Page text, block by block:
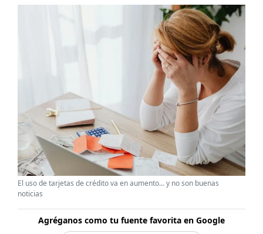
El uso de tarjetas de crédito va en aumento… y no son buenas
noticias
Agréganos como tu fuente favorita en Google